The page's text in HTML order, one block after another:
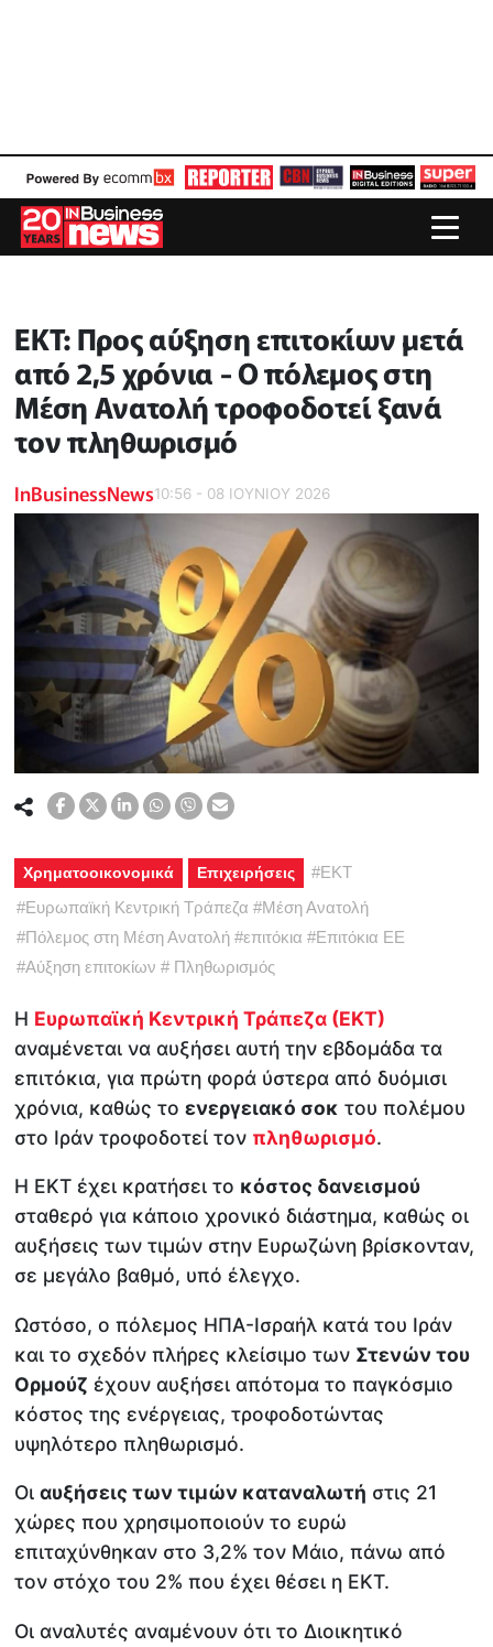
ΕΚΤ: Προς αύξηση επιτοκίων μετά
από 2,5 χρόνια - Ο πόλεμος στη
Μέση Ανατολή τροφοδοτεί ξανά
τον πληθωρισμό
InBusinessNews10:56 - 08 ΙΟΥΝΙΟΥ 2026
Χρηματοοικονομικά Επιχειρήσεις #ΕΚΤ
#Ευρωπαϊκή Κεντρική Τράπεζα #Μέση Ανατολή
#Πόλεμος στη Μέση Ανατολή #επιτόκια #Επιτόκια ΕΕ
#Αύξηση επιτοκίων # Πληθωρισμός
Η Ευρωπαϊκή Κεντρική Τράπεζα (ΕΚΤ)
αναμένεται να αυξήσει αυτή την εβδομάδα τα
επιτόκια, για πρώτη φορά ύστερα από δυόμισι
χρόνια, καθώς τοενεργειακό σοκ του πολέμου
στο Ιράν τροφοδοτεί τον πληθωρισμό.
Η ΕΚΤ έχει κρατήσει το κόστος δανεισμού
σταθερό για κάποιο χρονικό διάστημα, καθώς οι
αυξήσεις των τιμών στην Ευρωζώνη βρίσκονταν,
σε μεγάλο βαθμό, υπό έλεγχο.
Ωστόσο, ο πόλεμος ΗΠΑ-Ισραήλ κατά του Ιράν
και το σχεδόν πλήρες κλείσιμο των Στενών του
Ορμούζ έχουν αυξήσει απότομα το παγκόσμιο
κόστος της ενέργειας, τροφοδοτώντας
υψηλότερο πληθωρισμό.
Οιαυξήσεις των τιμών καταναλωτή στις 21
χώρες που χρησιμοποιούν το ευρώ
επιταχύνθηκαν στο 3,2% τον Μάιο, πάνω από
τον στόχο του 2% που έχει θέσει η ΕΚΤ.
Οι αναλυτές αναμένουν ότι το Διοικητικό